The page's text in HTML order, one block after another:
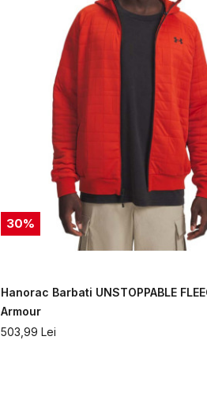
30%
Hanorac Barbati UNSTOPPABLE
Armour
503,99 Lei